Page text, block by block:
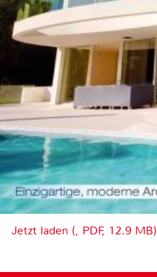
Jetzt laden (, PDF, 12.9 MB)